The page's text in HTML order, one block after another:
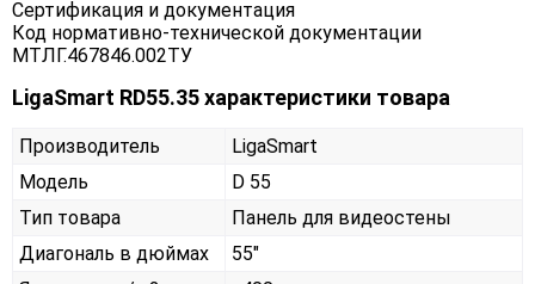
Сертификация и документация
Код нормативно-технической документации
МТЛГ.467846.002ТУ
LigaSmart RD55.35 характеристики товара
Производитель
LigaSmart
Модель
D 55
Тип товара
Панель для видеостены
Диагональ в дюймах
55"